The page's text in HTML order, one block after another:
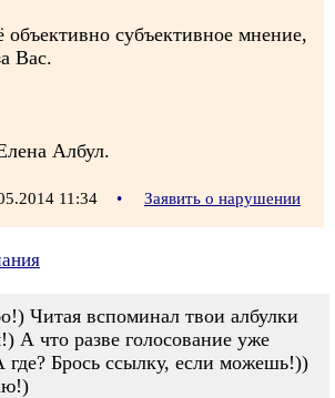
объективно субъективное мнение,
Вас.
Албул.
11:34 • Заявить о нарушении
Читая вспоминал твои албулки
А что разве голосование уже
где? Брось ссылку, если можешь!))